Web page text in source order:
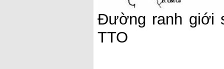
Đường ranh giới
TTO